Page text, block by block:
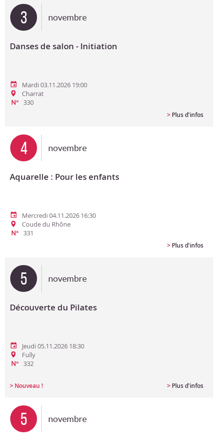
3 novembre
Danses de salon - Initiation
Mardi 03.11.2026 19:00
Charrat
N°
330
> Plus d'infos
4 novembre
Aquarelle : Pour les enfants
Mercredi 04.11.2026 16:30
Coude du Rhône
N°
331
> Plus d'infos
5 novembre
Découverte du Pilates
Jeudi 05.11.2026 18:30
Fully
N° 332
> Nouveau ! > Plus d'infos
5 novembre